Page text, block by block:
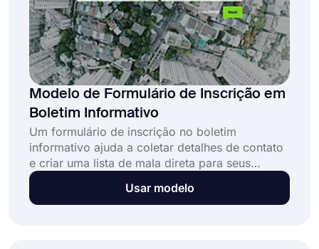
Modelo de Formulário de Inscrição em
Boletim Informativo
Um formulário de inscrição no boletim
informativo ajuda a coletar detalhes de contato
e criar uma lista de mala direta para seus
boletins. E as pessoas podem facilmente se
inscrever para receber seus e-mails em
Usar modelo